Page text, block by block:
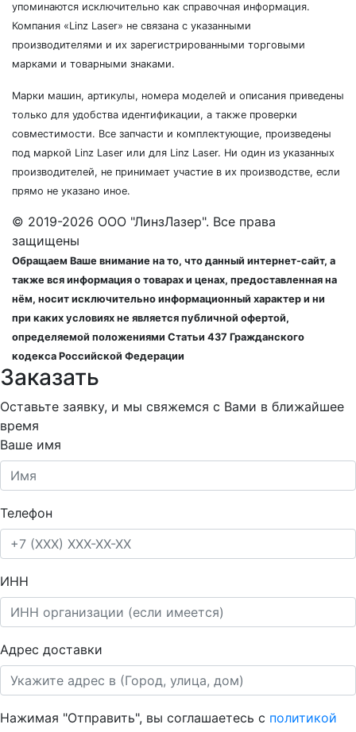
упоминаются исключительно как справочная информация.
Компания «Linz Laser» не связана с указанными
производителями и их зарегистрированными торговыми
марками и товарными знаками.
Марки машин, артикулы, номера моделей и описания приведены
только для удобства идентификации, а также проверки
совместимости. Все запчасти и комплектующие, произведены
под маркой Linz Laser или для Linz Laser. Ни один из указанных
производителей, не принимает участие в их производстве, если
прямо не указано иное.
© 2019-2026 ООО "ЛинзЛазер". Все права
защищены
Обращаем Ваше внимание на то, что данный интернет-сайт, а
также вся информация о товарах и ценах, предоставленная на
нём, носит исключительно информационный характер и ни
при каких условиях не является публичной офертой,
определяемой положениями Статьи 437 Гражданского
кодекса Российской Федерации
Заказать
Оставьте заявку, и мы свяжемся с Вами в ближайшее
время
Ваше имя
Телефон
ИНН
Адрес доставки
Нажимая "Отправить", вы соглашаетесь с политикой